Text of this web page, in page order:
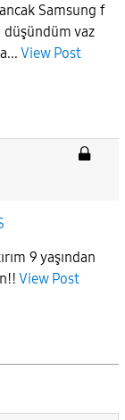
Samsung f
düşündüm vaz
View Post
9 yaşından
View Post